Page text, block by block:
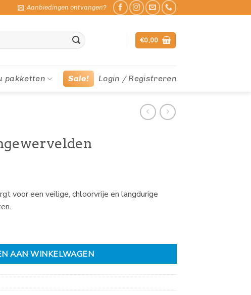
Aanbiedingen ontvangen?
€0,00
pakketten Sale! Login / Registreren
voor een veilige, chloorvrije en langdurige
AAN WINKELWAGEN